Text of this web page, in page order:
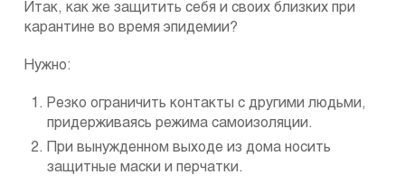
Итак, как же защитить себя и своих близких при
карантине во время эпидемии?
Нужно:
Резко ограничить контакты с другими людьми,
придерживаясь режима самоизоляции.
При вынужденном выходе из дома носить
защитные маски и перчатки.